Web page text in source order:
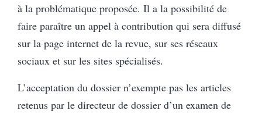
à la problématique proposée. Il a la possibilité de
faire paraître un appel à contribution qui sera diffusé
sur la page internet de la revue, sur ses réseaux
sociaux et sur les sites spécialisés.
L’acceptation du dossier n’exempte pas les articles
retenus par le directeur de dossier d’un examen de